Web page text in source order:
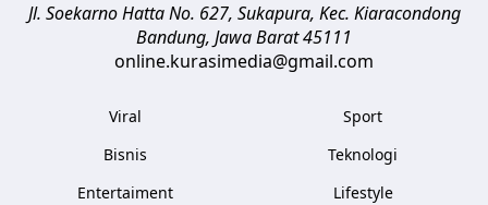
Jl. Soekarno Hatta No. 627, Sukapura, Kec. Kiaracondong
Bandung, Jawa Barat45111
online.kurasimedia@gmail.com
Viral
Bisnis
Entertaiment
Sport
Teknologi
Lifestyle